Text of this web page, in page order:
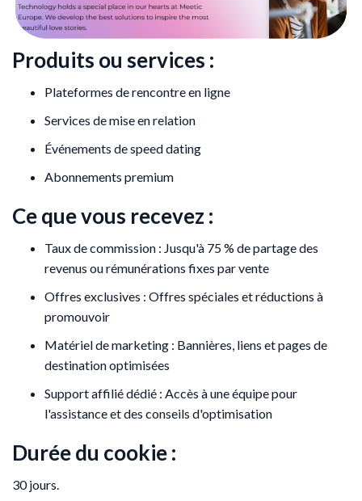
Produits ou services :
Plateformes de rencontre en ligne
Services de mise en relation
Événements de speed dating
Abonnements premium
Ce que vous recevez :
Taux de commission : Jusqu'à 75 % de partage des
revenus ou rémunérations fixes par vente
Offres exclusives : Offres spéciales et réductions à
promouvoir
Matériel de marketing : Bannières, liens et pages de
destination optimisées
Support affilié dédié : Accès à une équipe pour
l'assistance et des conseils d'optimisation
Durée du cookie :
30 jours.